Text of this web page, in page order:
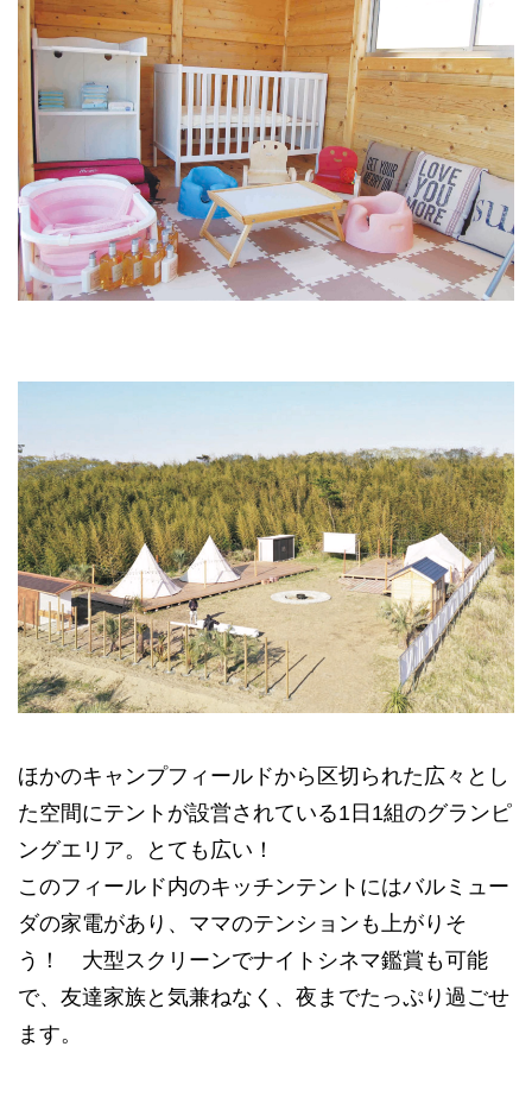
ほかのキャンプフィールドから区切られた広々とし
た空間にテントが設営されている1日1組のグランピ
ングエリア。とても広い！
このフィールド内のキッチンテントにはバルミュー
ダの家電があり、ママのテンションも上がりそ
う！ 大型スクリーンでナイトシネマ鑑賞も可能
で、友達家族と気兼ねなく、夜までたっぷり過ごせ
ます。